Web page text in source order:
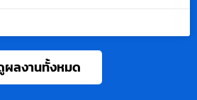
ผลงานทั้งหมด